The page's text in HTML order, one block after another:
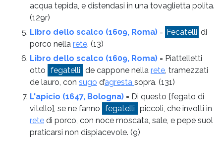
acqua tepida, e distendasi in una tovaglietta polita.
(129r)
Libro dello scalco (1609, Roma) = Fecatelli di
porco nella rete. (13)
Libro dello scalco (1609, Roma) = Piattelletti
otto fegatelli de cappone nella rete, tramezzati
de lauro, con sugo d’agresta sopra. (131)
L'apicio (1647, Bologna) = Di questo [fegato di
vitello], se ne fanno fegatelli piccoli, che involti in
rete di porco, con noce moscata, sale, e pepe suol
praticarsi non dispiacevole. (9)